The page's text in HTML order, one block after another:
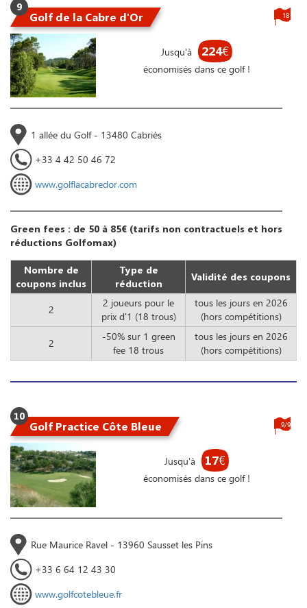
9
Golf de la Cabre d'Or
Jusqu'à 224€
économisés dans ce golf !
18
1 allée du Golf - 13480 Cabriès
+33 4 42 50 46 72
www.golflacabredor.com
Green fees : de 50 à 85€ (tarifs non contractuels et hors
réductions Golfomax)
Nombre de
coupons inclus
Type de
réduction
Validité des coupons
2
2 joueurs pour le
prix d'1 (18 trous)
tous les jours en 2026
(hors compétitions)
2
-50% sur 1 green
fee 18 trous
tous les jours en 2026
(hors compétitions)
10
Golf Practice Côte Bleue
Jusqu'à 17€
économisés dans ce golf !
9/9
Rue Maurice Ravel - 13960 Sausset les Pins
+33 6 64 12 43 30
www.golfcotebleue.fr